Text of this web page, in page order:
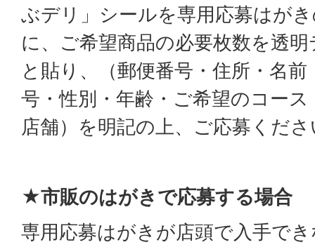
ぶデリ」シールを専用応募はが
に、ご希望商品の必要枚数を透
と貼り、（郵便番号・住所・名
号・性別・年齢・ご希望のコー
店舗）を明記の上、ご応募くだ
★市販のはがきで応募する場合
専用応募はがきが店頭で入手で